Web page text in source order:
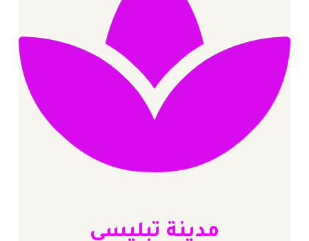
مدينة تبليسي